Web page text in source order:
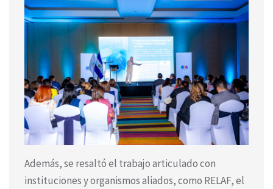
Además, se resaltó el trabajo articulado con
instituciones y organismos aliados, como RELAF, el